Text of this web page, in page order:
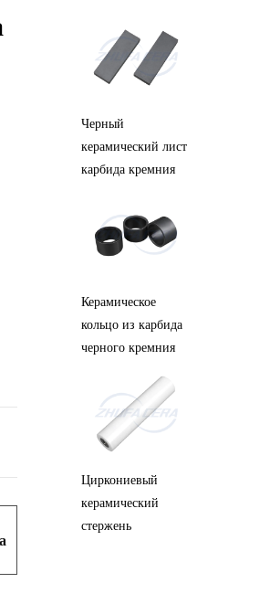
Черный
керамический лист
карбида кремния
Керамическое
кольцо из карбида
черного кремния
Циркониевый
керамический
стержень